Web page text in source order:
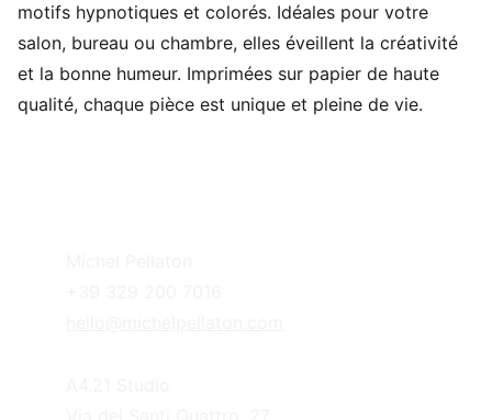
motifs hypnotiques et colorés. Idéales pour votre
salon, bureau ou chambre, elles éveillent la créativité
et la bonne humeur. Imprimées sur papier de haute
qualité, chaque pièce est unique et pleine de vie.